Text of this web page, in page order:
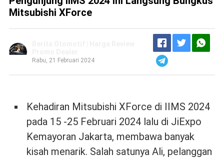
Mitsubishi XForce
Rabu, 21 Februari 2024
Kehadiran Mitsubishi XForce di IIMS 2024
pada 15 -25 Februari 2024 lalu di JiExpo
Kemayoran Jakarta, membawa banyak
kisah menarik. Salah satunya Ali, pelanggan